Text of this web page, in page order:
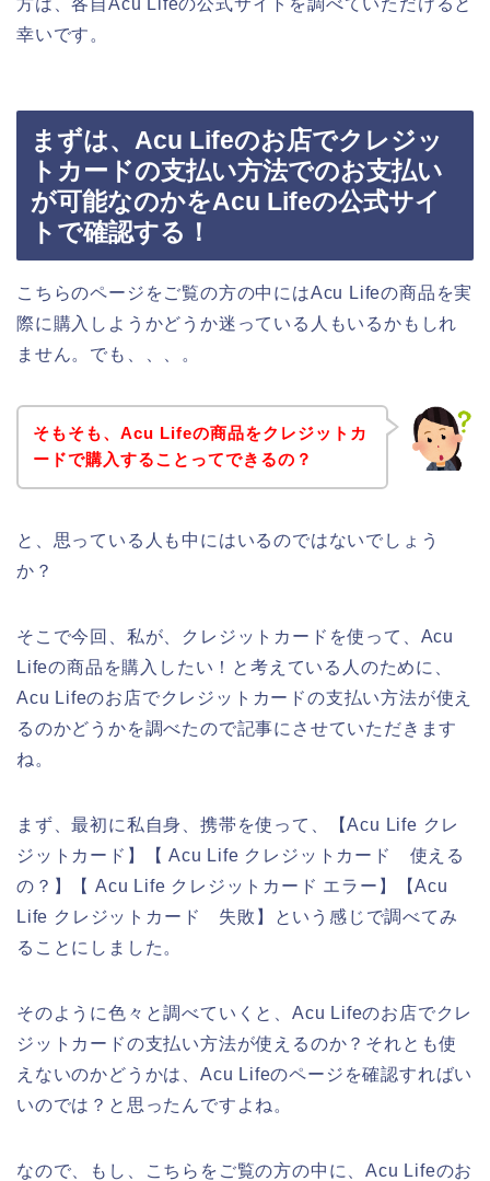
方は、各自Acu Lifeの公式サイトを調べていただけると
幸いです。
まずは、Acu Lifeのお店でクレジッ
トカードの支払い方法でのお支払い
が可能なのかをAcu Lifeの公式サイ
トで確認する！
こちらのページをご覧の方の中にはAcu Lifeの商品を実
際に購入しようかどうか迷っている人もいるかもしれ
ません。でも、、、。
そもそも、Acu Lifeの商品をクレジットカ
ードで購入することってできるの？
と、思っている人も中にはいるのではないでしょう
か？
そこで今回、私が、クレジットカードを使って、Acu
Lifeの商品を購入したい！と考えている人のために、
Acu Lifeのお店でクレジットカードの支払い方法が使え
るのかどうかを調べたので記事にさせていただきます
ね。
まず、最初に私自身、携帯を使って、【Acu Life クレ
ジットカード】【 Acu Life クレジットカード 使える
の？】【 Acu Life クレジットカード エラー】【Acu
Life クレジットカード 失敗】という感じで調べてみ
ることにしました。
そのように色々と調べていくと、Acu Lifeのお店でクレ
ジットカードの支払い方法が使えるのか？それとも使
えないのかどうかは、Acu Lifeのページを確認すればい
いのでは？と思ったんですよね。
なので、もし、こちらをご覧の方の中に、Acu Lifeのお